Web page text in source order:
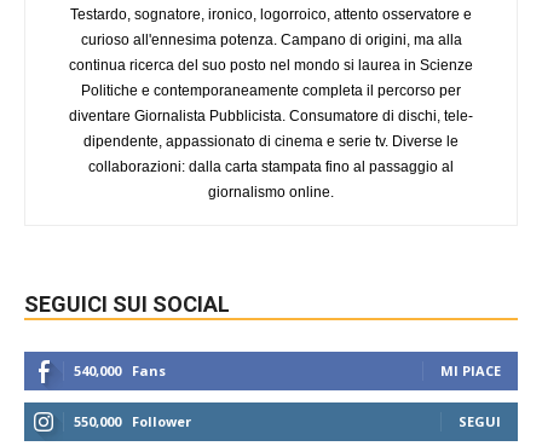
Testardo, sognatore, ironico, logorroico, attento osservatore e
curioso all'ennesima potenza. Campano di origini, ma alla
continua ricerca del suo posto nel mondo si laurea in Scienze
Politiche e contemporaneamente completa il percorso per
diventare Giornalista Pubblicista. Consumatore di dischi, tele-
dipendente, appassionato di cinema e serie tv. Diverse le
collaborazioni: dalla carta stampata fino al passaggio al
giornalismo online.
SEGUICI SUI SOCIAL
540,000 Fans MI PIACE
550,000 Follower SEGUI